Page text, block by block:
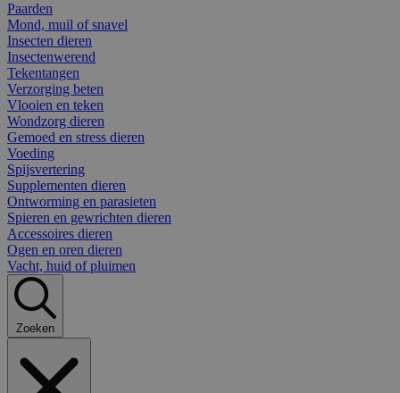
Paarden
Mond, muil of snavel
Insecten dieren
Insectenwerend
Tekentangen
Verzorging beten
Vlooien en teken
Wondzorg dieren
Gemoed en stress dieren
Voeding
Spijsvertering
Supplementen dieren
Ontworming en parasieten
Spieren en gewrichten dieren
Accessoires dieren
Ogen en oren dieren
Vacht, huid of pluimen
Zoeken